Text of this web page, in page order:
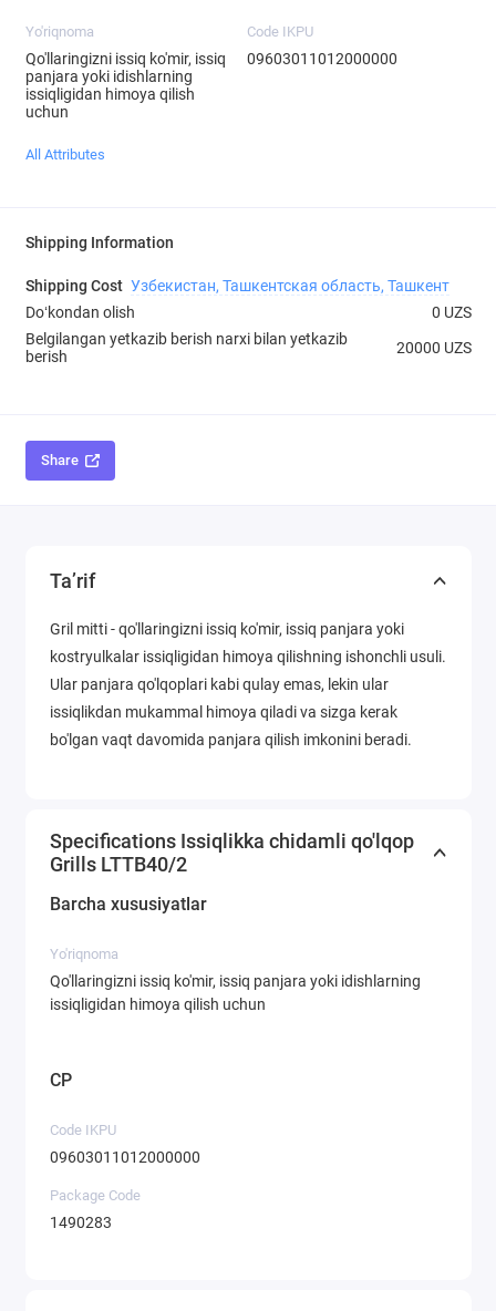
Yo'riqnoma
Qo'llaringizni issiq ko'mir, issiq
panjara yoki idishlarning
issiqligidan himoya qilish
uchun
Code IKPU
09603011012000000
All Attributes
Shipping Information
Shipping Cost Узбекистан, Ташкентская область, Ташкент
Doʻkondan olish
0 UZS
Belgilangan yetkazib berish narxi bilan yetkazib
berish
20000 UZS
Share
Ta’rif
Gril mitti - qo'llaringizni issiq ko'mir, issiq panjara yoki
kostryulkalar issiqligidan himoya qilishning ishonchli usuli.
Ular panjara qo'lqoplari kabi qulay emas, lekin ular
issiqlikdan mukammal himoya qiladi va sizga kerak
bo'lgan vaqt davomida panjara qilish imkonini beradi.
Specifications Issiqlikka chidamli qo'lqop
Grills LTTB40/2
Barcha xususiyatlar
Yo'riqnoma
Qo'llaringizni issiq ko'mir, issiq panjara yoki idishlarning
issiqligidan himoya qilish uchun
CP
Code IKPU
09603011012000000
Package Code
1490283